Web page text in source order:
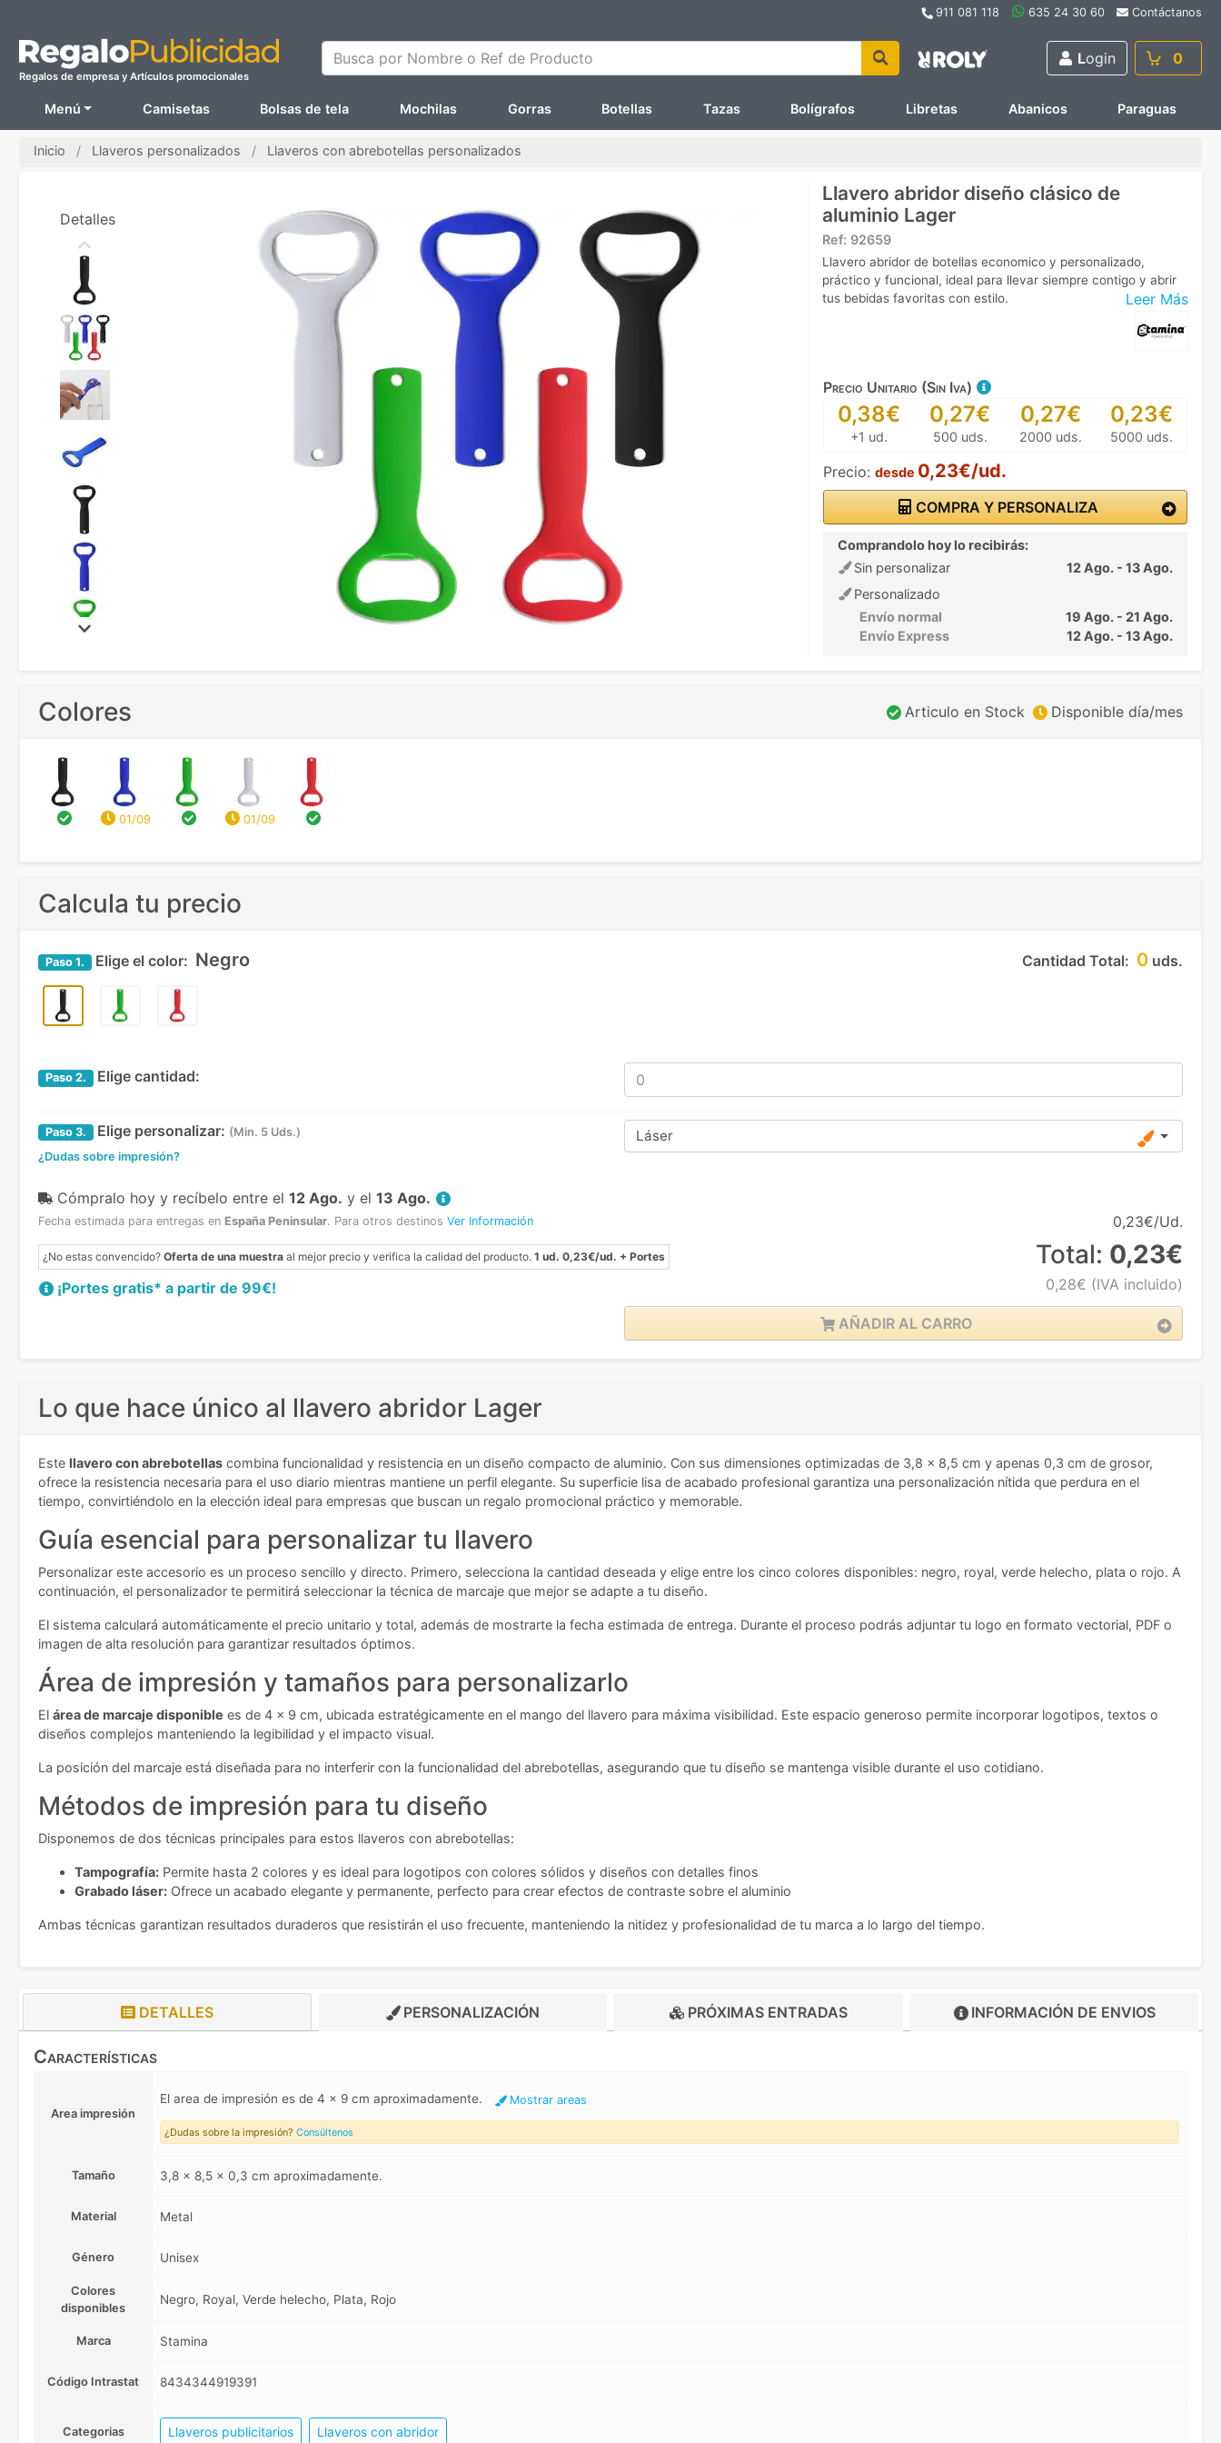
911 081 118 635 24 30 60 Contáctanos
Regalos de empresa y Artículos promocionales
Busca por Nombre o Ref de Producto Login 0
Menú Camisetas Bolsas de tela Mochilas Gorras Botellas Tazas Bolígrafos Libretas Abanicos Paraguas
Inicio Llaveros personalizados Llaveros con abrebotellas personalizados
Llavero abridor diseño clásico de
aluminio Lager
Ref: 92659
Leer Más
Llavero abridor de botellas economico y personalizado,
práctico y funcional, ideal para llevar siempre contigo y abrir
tus bebidas favoritas con estilo.
Precio Unitario (Sin Iva)
0,38€
+1 ud.
0,27€
500 uds.
0,27€
2000 uds.
0,23€
5000 uds.
Precio: desde 0,23€/ud.
COMPRA Y PERSONALIZA
Comprandolo hoy lo recibirás:
Sin personalizar
12 Ago. - 13 Ago.
Personalizado
Envío normal
19 Ago. - 21 Ago.
Envío Express
12 Ago. - 13 Ago.
Detalles
Colores Articulo en Stock Disponible día/mes
01/09 01/09
Calcula tu precio
Cantidad Total: 0 uds.
Paso 1. Elige el color: Negro
Paso 2. Elige cantidad:
Paso 3. Elige personalizar: (Min. 5 Uds.)
¿Dudas sobre impresión?
Láser
Cómpralo hoy y recíbelo entre el 12 Ago. y el 13 Ago.
Fecha estimada para entregas en España Peninsular. Para otros destinos Ver Información
¿No estas convencido? Oferta de una muestra al mejor precio y verifica la calidad del producto. 1 ud. 0,23€/ud. + Portes
¡Portes gratis* a partir de 99€!
0,23€/Ud.
Total: 0,23€
0,28€ (IVA incluido)
AÑADIR AL CARRO
Lo que hace único al llavero abridor Lager
Este llavero con abrebotellas combina funcionalidad y resistencia en un diseño compacto de aluminio. Con sus dimensiones optimizadas de 3,8 x 8,5 cm y apenas 0,3 cm de grosor,
ofrece la resistencia necesaria para el uso diario mientras mantiene un perfil elegante. Su superficie lisa de acabado profesional garantiza una personalización nítida que perdura en el
tiempo, convirtiéndolo en la elección ideal para empresas que buscan un regalo promocional práctico y memorable.
Guía esencial para personalizar tu llavero
Personalizar este accesorio es un proceso sencillo y directo. Primero, selecciona la cantidad deseada y elige entre los cinco colores disponibles: negro, royal, verde helecho, plata o rojo. A
continuación, el personalizador te permitirá seleccionar la técnica de marcaje que mejor se adapte a tu diseño.
El sistema calculará automáticamente el precio unitario y total, además de mostrarte la fecha estimada de entrega. Durante el proceso podrás adjuntar tu logo en formato vectorial, PDF o
imagen de alta resolución para garantizar resultados óptimos.
Área de impresión y tamaños para personalizarlo
El área de marcaje disponible es de 4 x 9 cm, ubicada estratégicamente en el mango del llavero para máxima visibilidad. Este espacio generoso permite incorporar logotipos, textos o
diseños complejos manteniendo la legibilidad y el impacto visual.
La posición del marcaje está diseñada para no interferir con la funcionalidad del abrebotellas, asegurando que tu diseño se mantenga visible durante el uso cotidiano.
Métodos de impresión para tu diseño
Disponemos de dos técnicas principales para estos llaveros con abrebotellas:
Tampografía: Permite hasta 2 colores y es ideal para logotipos con colores sólidos y diseños con detalles finos
Grabado láser: Ofrece un acabado elegante y permanente, perfecto para crear efectos de contraste sobre el aluminio
Ambas técnicas garantizan resultados duraderos que resistirán el uso frecuente, manteniendo la nitidez y profesionalidad de tu marca a lo largo del tiempo.
DETALLES PERSONALIZACIÓN PRÓXIMAS ENTRADAS INFORMACIÓN DE ENVIOS
Características
Area impresión
El area de impresión es de 4 x 9 cm aproximadamente. Mostrar areas
¿Dudas sobre la impresión? Consúltenos
Tamaño 3,8 x 8,5 x 0,3 cm aproximadamente.
Material Metal
Género Unisex
Colores
disponibles
Negro, Royal, Verde helecho, Plata, Rojo
Marca Stamina
Código Intrastat 8434344919391
Categorias Llaveros publicitarios Llaveros con abridor